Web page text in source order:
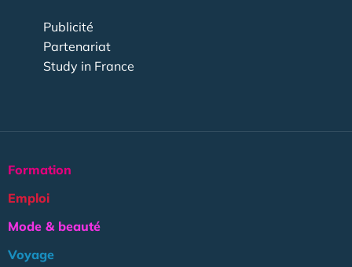
Publicité
Partenariat
Study in France
Formation
Emploi
Mode & beauté
Voyage